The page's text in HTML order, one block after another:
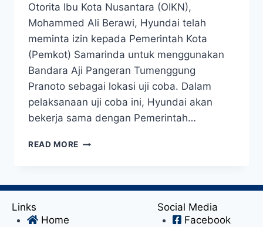
Otorita Ibu Kota Nusantara (OIKN),
Mohammed Ali Berawi, Hyundai telah
meminta izin kepada Pemerintah Kota
(Pemkot) Samarinda untuk menggunakan
Bandara Aji Pangeran Tumenggung
Pranoto sebagai lokasi uji coba. Dalam
pelaksanaan uji coba ini, Hyundai akan
bekerja sama dengan Pemerintah…
READ MORE
Links
Home
Social Media
Facebook